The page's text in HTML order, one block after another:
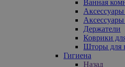
Ванная
Аксессуары
Держатели
Коврики
Шторы для
Гигиена
Назад